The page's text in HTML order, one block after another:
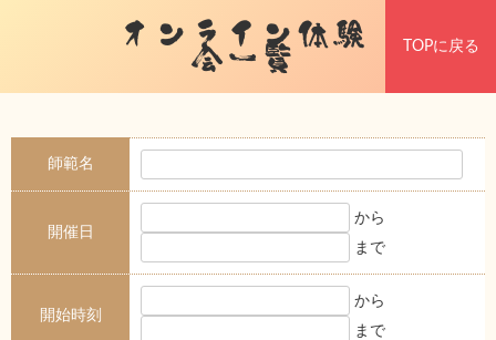
オンライン体験
会一覧 TOPに戻る
師範名
開催日
から
まで
開始時刻
から
まで